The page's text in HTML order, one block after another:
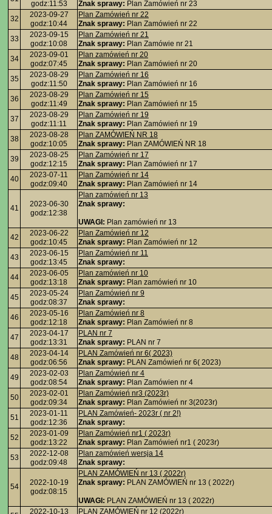
godz:11:53
Znak sprawy: Plan Zamówień nr 23
32
2023-09-27
godz:10:44
Plan Zamówień nr 22
Znak sprawy: Plan Zamówień nr 22
33
2023-09-15
godz:10:08
Plan Zamówień nr 21
Znak sprawy: Plan Zamówie nr 21
34
2023-09-01
godz:07:45
Plan zamówień nr 20
Znak sprawy: Plan Zamówień nr 20
35
2023-08-29
godz:11:50
Plan Zamówień nr 16
Znak sprawy: Plan Zamówień nr 16
36
2023-08-29
godz:11:49
Plan Zamówień nr 15
Znak sprawy: Plan Zamówień nr 15
37
2023-08-29
godz:11:11
Plan Zamówień nr 19
Znak sprawy: Plan Zamówień nr 19
38
2023-08-28
godz:10:05
Plan ZAMÓWIEŃ NR 18
Znak sprawy: Plan ZAMÓWIEŃ NR 18
39
2023-08-25
godz:12:15
Plan Zamówień nr 17
Znak sprawy: Plan Zamówień nr 17
40
2023-07-11
godz:09:40
Plan Zamówień nr 14
Znak sprawy: Plan Zamówień nr 14
41
2023-06-30
godz:12:38
Plan zamówień nr 13
Znak sprawy:
UWAGI: Plan zamówień nr 13
42
2023-06-22
godz:10:45
Plan Zamówień nr 12
Znak sprawy: Plan Zamówień nr 12
43
2023-06-15
godz:13:45
Plan Zamówień nr 11
Znak sprawy:
44
2023-06-05
godz:13:18
Plan zamówień nr 10
Znak sprawy: Plan zamówień nr 10
45
2023-05-24
godz:08:37
Plan Zamówień nr 9
Znak sprawy:
46
2023-05-16
godz:12:18
Plan Zamówień nr 8
Znak sprawy: Plan Zamówień nr 8
47
2023-04-17
godz:13:31
PLAN nr 7
Znak sprawy: PLAN nr 7
48
2023-04-14
godz:06:56
PLAN Zamówień nr 6( 2023)
Znak sprawy: PLAN Zamówień nr 6( 2023)
49
2023-02-03
godz:08:54
Plan Zamówień nr 4
Znak sprawy: Plan Zamówien nr 4
50
2023-02-01
godz:09:34
Plan Zamówień nr3 (2023r)
Znak sprawy: Plan Zamówień nr 3(2023r)
51
2023-01-11
godz:12:36
PLAN Zamówień- 2023r ( nr 2!)
Znak sprawy:
52
2023-01-09
godz:13:22
Plan Zamówień nr1 ( 2023r)
Znak sprawy: Plan Zamówień nr1 ( 2023r)
53
2022-12-08
godz:09:48
Plan zamówień wersja 14
Znak sprawy:
54
2022-10-19
godz:08:15
PLAN ZAMÓWIEŃ nr 13 ( 2022r)
Znak sprawy: PLAN ZAMÓWIEŃ nr 13 ( 2022r)
UWAGI: PLAN ZAMÓWIEŃ nr 13 ( 2022r)
2022-10-13
PLAN ZAMÓWIEŃ nr 12 (2022r)